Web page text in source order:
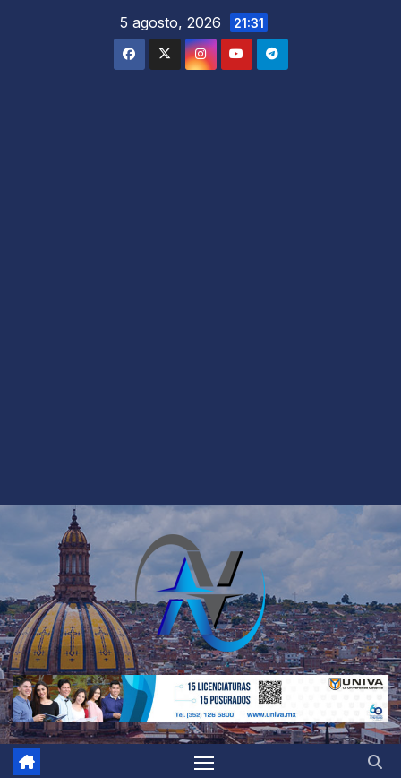
5 agosto, 2026 21:31